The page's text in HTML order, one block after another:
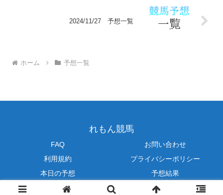
2024/11/27 予想一覧
ホーム 予想一覧
れもん競馬
FAQ
お問い合わせ
利用規約
プライバシーポリシー
本日の予想
予想結果
Copyright © 2023-2026 ChanLemon All Rights Reserved.